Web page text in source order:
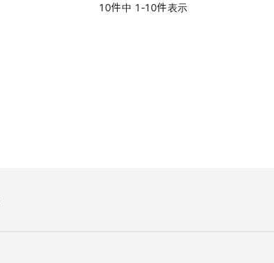
10件中 1 -10件表示